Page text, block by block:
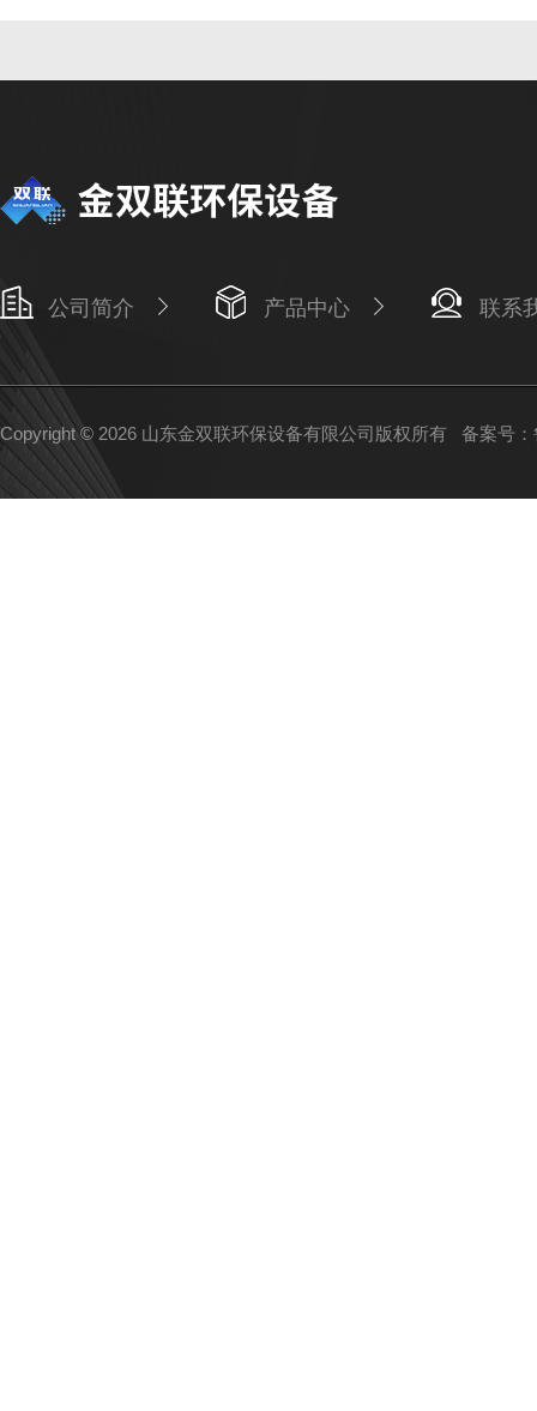
公司简介 产品中心 联系
Copyright © 2026 山东金双联环保设备有限公司版权所有 备案号